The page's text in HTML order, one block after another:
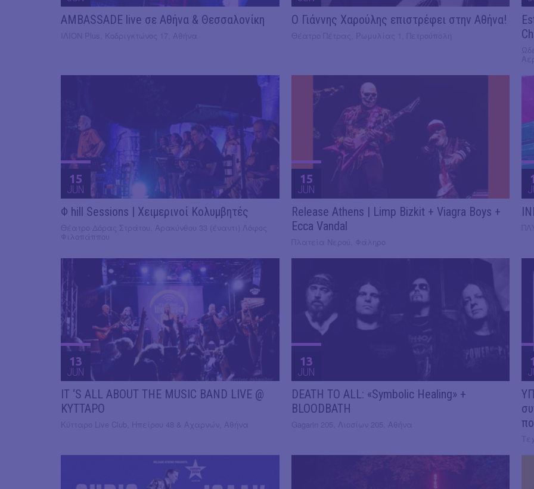
AMBASSADE live σε Αθήνα & Θεσσαλονίκη Ο Γιάννης Χαρούλης επιστρέφει στην Αθήνα!
15
JUN
Φ hill Sessions | Χειμερινοί Κολυμβητές
15
JUN
Release Athens | Limp Bizkit + Viagra Boys +
Ecca Vandal
13
JUN
IT ‘S ALL ABOUT THE MUSIC BAND LIVE @
ΚΥΤΤΑΡΟ
13
JUN
DEATH TO ALL: «Symbolic Healing» +
BLOODBATH